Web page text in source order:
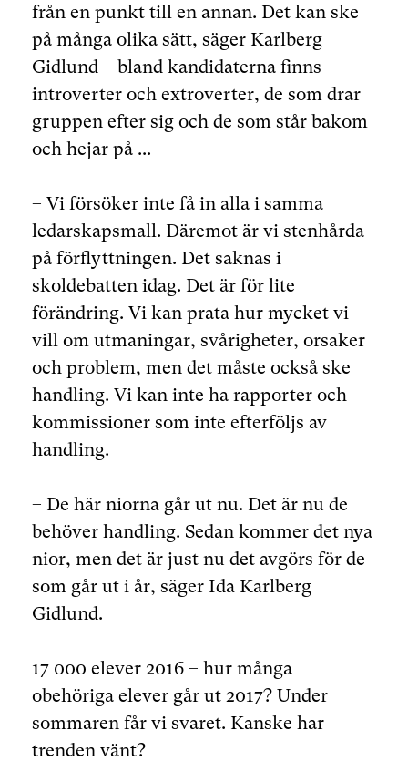
från en punkt till en annan. Det kan ske
på många olika sätt, säger Karlberg
Gidlund – bland kandidaterna finns
introverter och extroverter, de som drar
gruppen efter sig och de som står bakom
och hejar på ...
– Vi försöker inte få in alla i samma
ledarskapsmall. Däremot är vi stenhårda
på förflyttningen. Det saknas i
skoldebatten idag. Det är för lite
förändring. Vi kan prata hur mycket vi
vill om utmaningar, svårigheter, orsaker
och problem, men det måste också ske
handling. Vi kan inte ha rapporter och
kommissioner som inte efterföljs av
handling.
– De här niorna går ut nu. Det är nu de
behöver handling. Sedan kommer det nya
nior, men det är just nu det avgörs för de
som går ut i år, säger Ida Karlberg
Gidlund.
17 000 elever 2016 – hur många
obehöriga elever går ut 2017? Under
sommaren får vi svaret. Kanske har
trenden vänt?